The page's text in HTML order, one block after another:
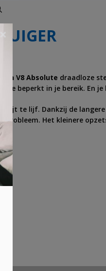
V8 Absolute draadloze
je beperkt in je bereik. En je
te lijf. Dankzij de
Het kleinere
×